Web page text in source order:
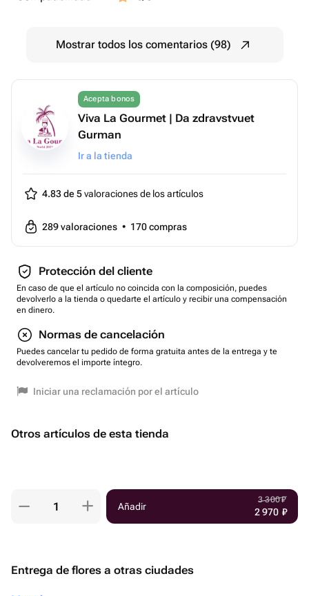
Порадуйте себя или своих близких этим великолепным
Mostrar todos los comentarios (98)
Acepta bonos
Viva La Gourmet | Da zdravstvuet
Gurman
Ir a la tienda
4.83 de 5valoraciones de los artículos
289valoraciones • 170compras
Protección del cliente
En caso de que el artículo no coincida con la composición, puedes
devolverlo a la tienda o quedarte el artículo y recibir una compensación
en dinero.
Normas de cancelación
Puedes cancelar tu pedido de forma gratuita antes de la entrega y te
devolveremos el importe íntegro.
Iniciar una reclamación por el artículo
Otros artículos de esta tienda
Añadir
3 300₽
2 970 ₽
Entrega de flores a otras ciudades